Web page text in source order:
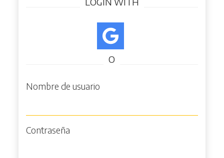
contenido
O
Nombre de usuario
Contraseña